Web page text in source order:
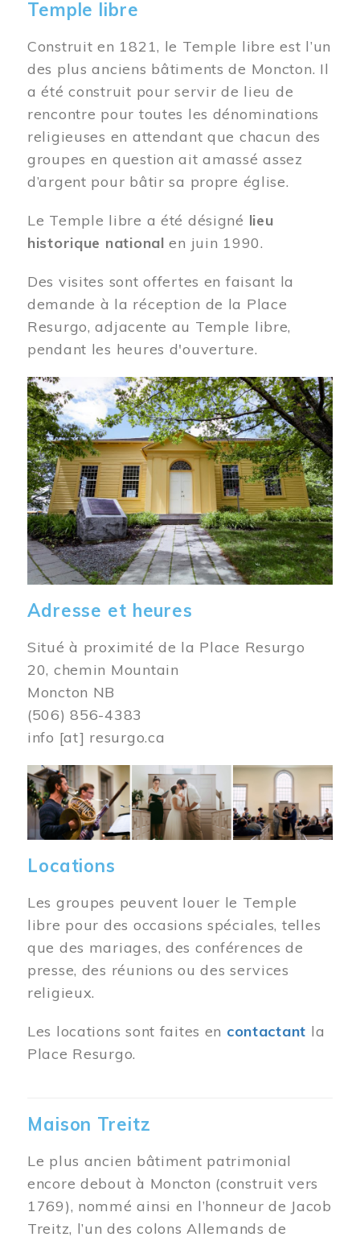
Temple libre
Construit en 1821, le Temple libre est l’un
des plus anciens bâtiments de Moncton. Il
a été construit pour servir de lieu de
rencontre pour toutes les dénominations
religieuses en attendant que chacun des
groupes en question ait amassé assez
d’argent pour bâtir sa propre église.
Le Temple libre a été désigné lieu
historique national en juin 1990.
Des visites sont offertes en faisant la
demande à la réception de la Place
Resurgo, adjacente au Temple libre,
pendant les heures d'ouverture.
Image
Adresse et heures
Situé à proximité de la Place Resurgo
20, chemin Mountain
Moncton NB
(506) 856-4383
info [at] resurgo.ca
Image
Locations
Les groupes peuvent louer le Temple
libre pour des occasions spéciales, telles
que des mariages, des conférences de
presse, des réunions ou des services
religieux.
Les locations sont faites en contactant la
Place Resurgo.
Maison Treitz
Le plus ancien bâtiment patrimonial
encore debout à Moncton (construit vers
1769), nommé ainsi en l’honneur de Jacob
Treitz, l’un des colons Allemands de